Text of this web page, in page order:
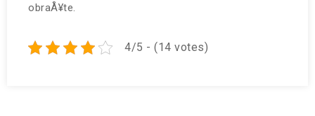
obraÅ¥te.
4/5 - (14 votes)